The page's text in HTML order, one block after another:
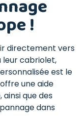
!
directement vers
leur cabriolet,
est le
une aide
que des
dans